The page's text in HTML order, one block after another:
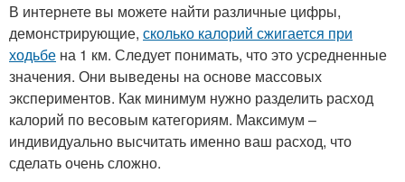
В интернете вы можете найти различные цифры,
демонстрирующие, сколько калорий сжигается при
ходьбе на 1 км. Следует понимать, что это усредненные
значения. Они выведены на основе массовых
экспериментов. Как минимум нужно разделить расход
калорий по весовым категориям. Максимум –
индивидуально высчитать именно ваш расход, что
сделать очень сложно.